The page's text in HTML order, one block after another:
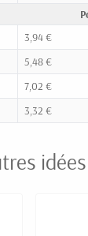
3,94 €
5,48 €
7,02 €
3,32 €